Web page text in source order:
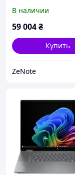
В наличии
59 004₴
Купить
ZeNote